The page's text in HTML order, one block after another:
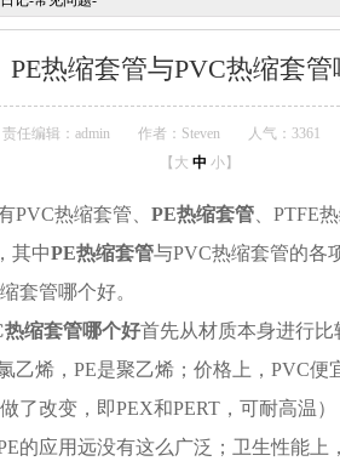
PE热缩套管与PVC热缩套
责任编辑：admin 作者：Steven 人气： 3361
【 大 中 小】
PVC热缩套管、 PE热缩套管 、PTFE
其中PE热缩套管与PVC热缩套管的各
套管哪个好。
缩套管哪个好首先从材质本身进行比
乙烯，PE是聚乙烯；价格上，PVC便
了改变，即PEX和PERT，可耐高温
的应用远没有这么广泛；卫生性能上